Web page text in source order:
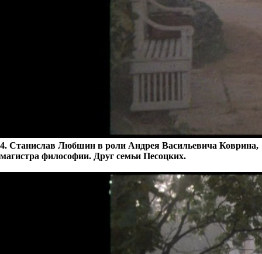
4. Станислав Любшин в роли Андрея Васильевича Коврина,
магистра философии. Друг семьи Песоцких.